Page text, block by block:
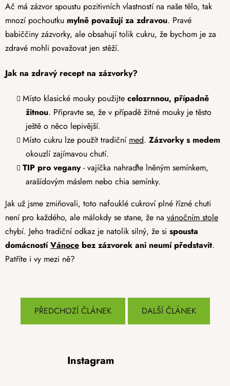
Ač má zázvor spoustu pozitivních vlastností na naše tělo, tak
mnozí pochoutku mylně považují za zdravou. Pravé
babiččiny zázvorky, ale obsahují tolik cukru, že bychom je za
zdravé mohli považovat jen stěží.
Jak na zdravý recept na zázvorky?
Místo klasické mouky použijte celozrnnou, případně
žitnou. Připravte se, že v případě žitné mouky je těsto
ještě o něco lepivější.
Místo cukru lze použít tradiční med. Zázvorky s medem
okouzlí zajímavou chutí.
TIP pro vegany- vajíčka nahraďte lněným semínkem,
arašídovým máslem nebo chia semínky.
Jak už jsme zmiňovali, toto nafouklé cukroví plné řízné chuti
není pro každého, ale málokdy se stane, že na vánočním stole
chybí. Jeho tradiční odkaz je natolik silný, že si spousta
domácnostíVánoce bez zázvorek ani neumí představit.
Patříte i vy mezi ně?
PŘEDCHOZÍ ČLÁNEK DALŠÍ ČLÁNEK
Instagram